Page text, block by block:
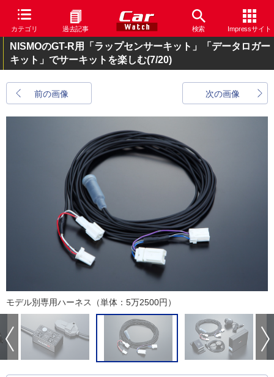
カテゴリ 過去記事 検索 Impressサイト
NISMOのGT-R用「ラップセンサーキット」「データロガー
キット」でサーキットを楽しむ(7/20)
前の画像 次の画像
モデル別専用ハーネス（単体：5万2500円）